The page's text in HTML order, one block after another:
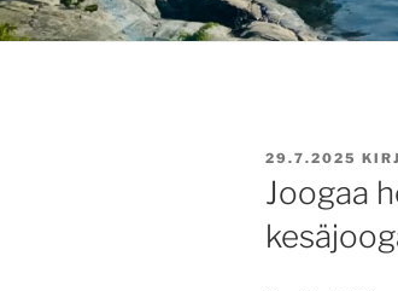
JULKAISTU
29.7.2025
Joogaa